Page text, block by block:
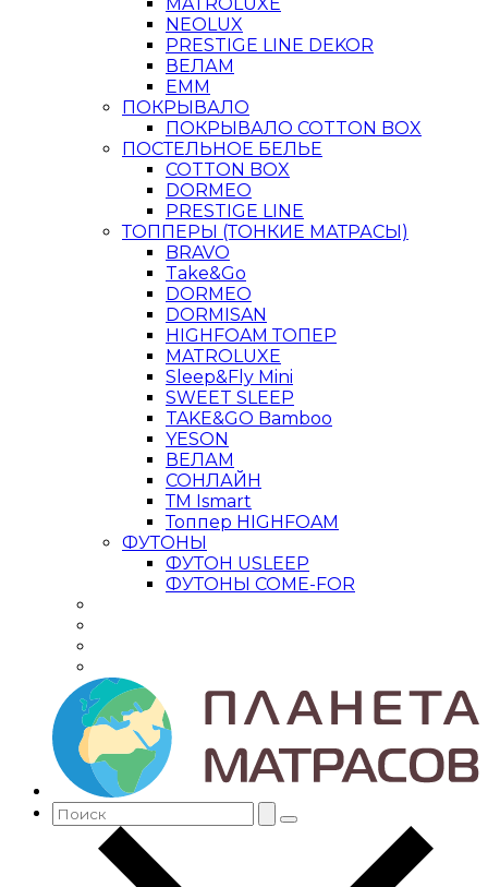
NEOLUX
PRESTIGE LINE DEKOR
ВЕЛАМ
ЕММ
ПОКРЫВАЛО
ПОКРЫВАЛО COTTON BOX
ПОСТЕЛЬНОЕ БЕЛЬЕ
COTTON BOX
DORMEO
PRESTIGE LINE
ТОППЕРЫ (ТОНКИЕ МАТРАСЫ)
BRAVO
Take&Go
DORMEO
DORMISAN
HIGHFOAM ТОПЕР
MATROLUXE
Sleep&Fly Mini
SWEET SLEEP
TAKE&GO Bamboo
YESON
ВЕЛАМ
СОНЛАЙН
ТМ Ismart
Топпер HIGHFOAM
ФУТОНЫ
ФУТОН USLEEP
ФУТОНЫ COME-FOR